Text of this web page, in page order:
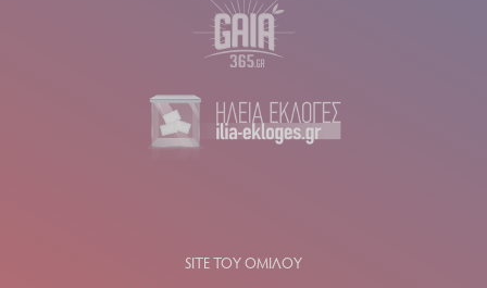
SITE ΤΟΥ ΟΜΙΛΟΥ